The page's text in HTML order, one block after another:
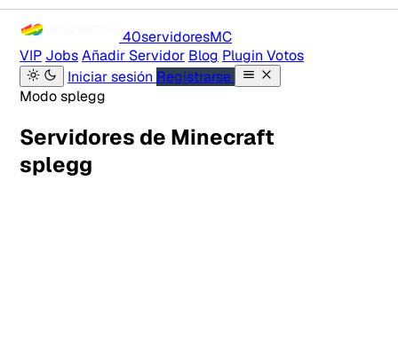
40servidoresMC
VIP JobsAñadir Servidor Blog Plugin Votos
Iniciar sesión Registrarse
Modo splegg
Servidores de Minecraft
splegg